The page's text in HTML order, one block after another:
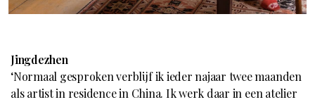
Jingdezhen
‘Normaal gesproken verblijf ik ieder najaar twee maanden
als artist in residence in China. Ik werk daar in een atelier